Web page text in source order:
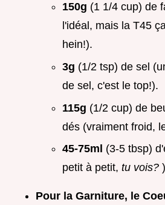
150g (1 1/4 cup) de
l'idéal, mais la T45
hein!).
3g (1/2 tsp) de sel
de sel, c'est le top!).
115g (1/2 cup) de
dés (vraiment froid,
45-75ml (3-5 tbsp)
petit à petit, tu vois?
Pour la Garniture, le